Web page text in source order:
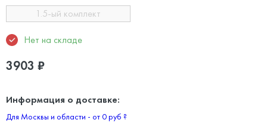
1.5-ый комплект
Нет на складе
3903 ₽
Информация о доставке:
Для Москвы и области - от 0 руб ?